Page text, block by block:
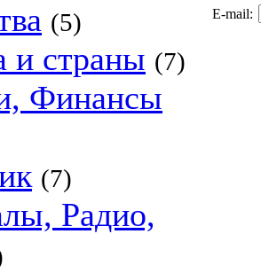
(5)
и страны (7)
Финансы
(7)
Радио,
E-mail: